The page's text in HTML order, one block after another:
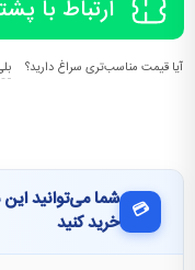
ارتباط با
آیا قیمت مناسب‌تری سراغ دارید؟
💳 شما می‌توانید
خرید کنید